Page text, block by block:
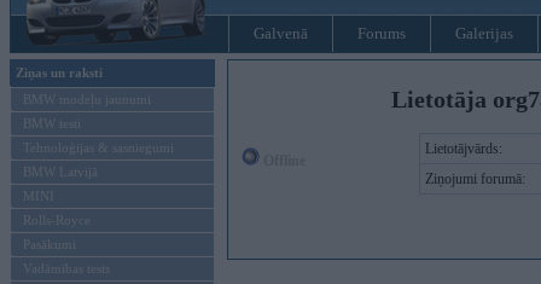
Galvenā Forums Galerijas
Ziņas un raksti
BMW modeļu jaunumi
BMW testi
Tehnoloģijas & sasniegumi
BMW Latvijā
MINI
Rolls-Royce
Pasākumi
Vadāmības tests
Lietotāja
Lietotājvārds:
Ziņojumi forumā: